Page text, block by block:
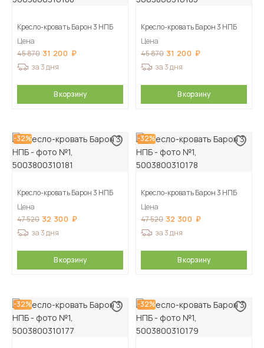
Кресло-кровать Барон 3 НПБ
Цена
45 870 31 200
за 3 дня
В корзину
Кресло-кровать Барон 3 НПБ
Цена
45 870 31 200
за 3 дня
В корзину
-32%
Кресло-кровать Барон 3 НПБ
Цена
47 520 32 300
за 3 дня
В корзину
-32%
Кресло-кровать Барон 3 НПБ
Цена
47 520 32 300
за 3 дня
В корзину
-32% -32%